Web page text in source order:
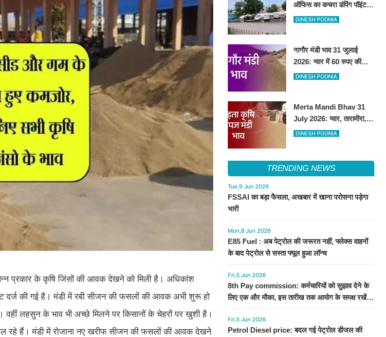
प्रकार के कृषि जिंसों की आवक देखने को मिली है। अधिकांश
दर्ज की गई है। मंडी में रबी सीजन की फसलों की आवक अभी शुरू हो
लहसुन के भाव भी अच्छे मिलने पर किसानों के चेहरों पर खुशी है।
रहे हैं। मंडी में रोजाना नए खरीफ सीजन की फसलों की आवक देखने
ऑफिस का कचरा डंपिंग पॉइंट
हटाकर बनेगा 'आई लव सिरसा'
DINESH POONIA
नागौर मंडी भाव 31 जुलाई
2026: ग्वार में 60 रुपए की
तेजी, अन्य फसलों के भाव रहे
DINESH POONIA
Merta Mandi Bhav 31
July 2026: ग्वार, तारामीरा,
असालिया में तेजी, चना, सुवा,
DINESH POONIA
TRENDING NEWS
Tue,9 Jun 2026
FSSAI का बड़ा फैसला, अखबार में खाना परोसना पड़ेगा
भारी
Mon,8 Jun 2026
E85 Fuel : अब पेट्रोल की जरूरत नहीं, फ्लेक्स वाहनों
के बाद पेट्रोल से सस्ता फ्यूल हुआ लॉन्च
Fri,5 Jun 2026
8th Pay commission: कर्मचारियों को सुझाव देने के
लिए एक और मौका, इस तारीख तक आयोग के समक्ष रखें
अपनी बात
Fri,5 Jun 2026
Petrol Diesel price: बदल गई पेट्रोल डीजल की